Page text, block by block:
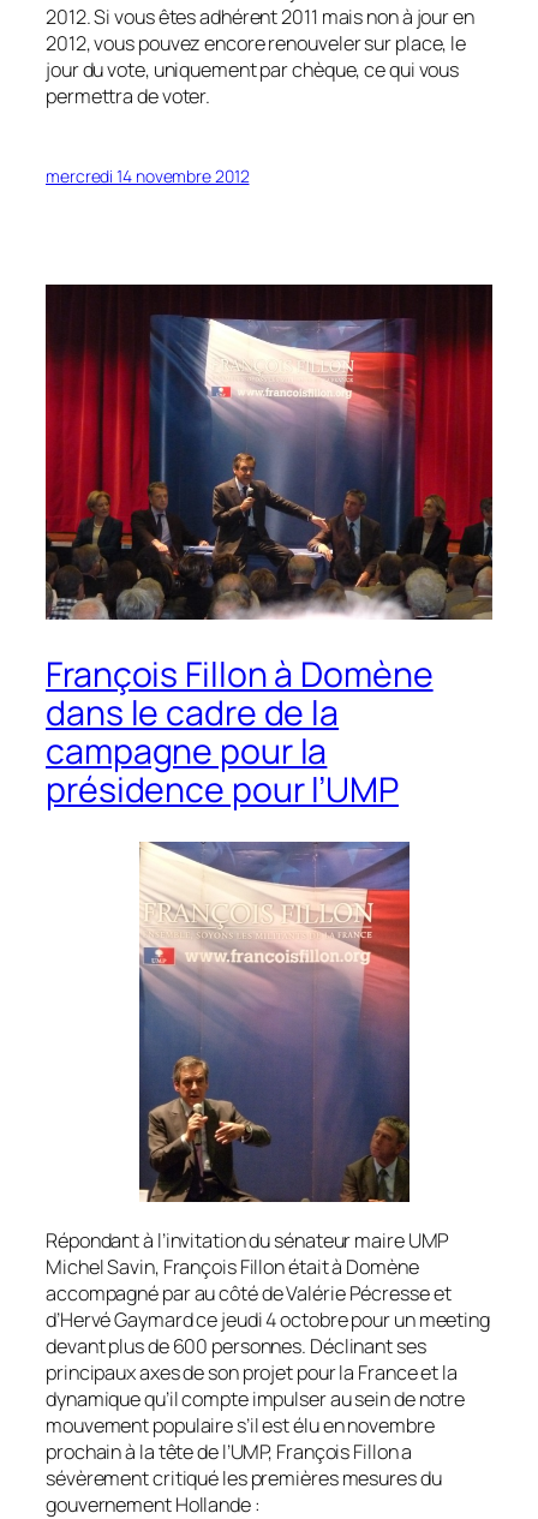
2012. Si vous êtes adhérent 2011 mais non à jour en
2012, vous pouvez encore renouveler sur place, le
jour du vote, uniquement par chèque, ce qui vous
permettra de voter.
mercredi 14 novembre 2012
François Fillon à Domène
dans le cadre de la
campagne pour la
présidence pour l’UMP
Répondant à l’invitation du sénateur maire UMP
Michel Savin, François Fillon était à Domène
accompagné par au côté de Valérie Pécresse et
d’Hervé Gaymard ce jeudi 4 octobre pour un meeting
devant plus de 600 personnes. Déclinant ses
principaux axes de son projet pour la France et la
dynamique qu’il compte impulser au sein de notre
mouvement populaire s’il est élu en novembre
prochain à la tête de l’UMP, François Fillon a
sévèrement critiqué les premières mesures du
gouvernement Hollande :